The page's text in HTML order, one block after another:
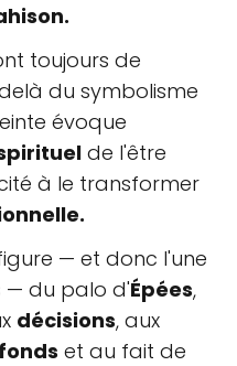
toujours de
du symbolisme
évoque
de l'être
à le transformer
— et donc l'une
— du palo d'Épées,
décisions, aux
et au fait de